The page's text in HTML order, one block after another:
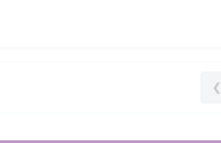
❮